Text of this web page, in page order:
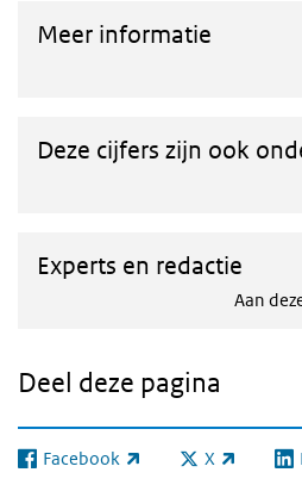
Meer informatie
Deze cijfers zijn ook
Experts en redactie
Aan
Deel deze pagina
Facebook
(externe link) X
(externe link)